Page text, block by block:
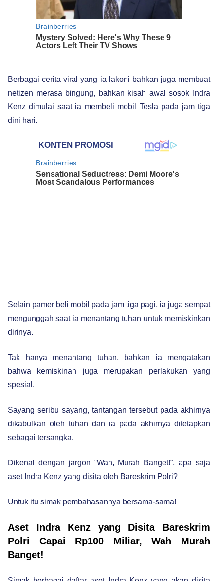
Berbagai cerita viral yang ia lakoni bahkan juga membuat
netizen merasa bingung, bahkan kisah awal sosok Indra
Kenz dimulai saat ia membeli mobil Tesla pada jam tiga
dini hari.
Selain pamer beli mobil pada jam tiga pagi, ia juga sempat
mengunggah saat ia menantang tuhan untuk memiskinkan
dirinya.
Tak hanya menantang tuhan, bahkan ia mengatakan
bahwa kemiskinan juga merupakan perlakukan yang
spesial.
Sayang seribu sayang, tantangan tersebut pada akhirnya
dikabulkan oleh tuhan dan ia pada akhirnya ditetapkan
sebagai tersangka.
Dikenal dengan jargon “Wah, Murah Banget!”, apa saja
aset Indra Kenz yang disita oleh Bareskrim Polri?
Untuk itu simak pembahasannya bersama-sama!
Aset Indra Kenz yang Disita Bareskrim
Polri Capai Rp100 Miliar, Wah Murah
Banget!